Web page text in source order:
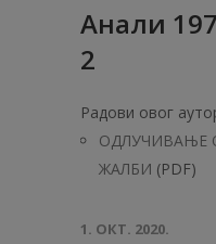
Анaли
2
Радови овог
ОДЛУЧИВАЊЕ
ЖАЛБИ (PDF)
1. ОКТ. 2020.